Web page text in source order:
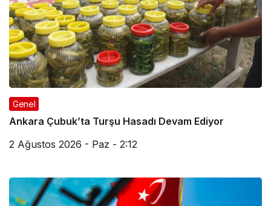
Genel
Ankara Çubuk’ta Turşu Hasadı Devam Ediyor
2 Ağustos 2026 - Paz - 2:12